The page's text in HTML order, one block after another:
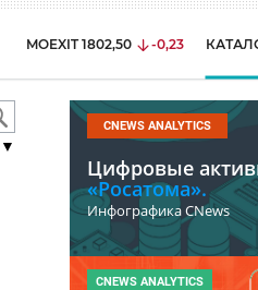
MOEXIT 1802,50 -0,23
▼
CNEWS ANALYTICS
Цифровые
«Росатома».
Инфографика CNews
CNEWS ANALYTICS